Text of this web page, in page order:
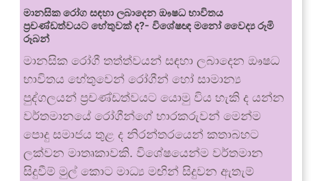
මානසික රෝග සඳහා ලබාදෙන ඖෂධ භාවිතය
ප්‍රචණ්ඩත්වයට හේතුවක් ද?- විශේෂඥ මනෝ වෛද්‍ය රූමි
රූබන්
මානසික රෝගී තත්ත්වයන් සඳහා ලබාදෙන ඖෂධ
භාවිතය හේතුවෙන් රෝගීන් හෝ සාමාන්‍ය
පුද්ගලයන් ප්‍රචණ්ඩත්වයට යොමු විය හැකි ද යන්න
වර්තමානයේ රෝගීන්ගේ භාරකරුවන් මෙන්ම
පොදු සමාජය තුළ ද නිරන්තරයෙන් කතාබහට
ලක්වන මාතෘකාවකි. විශේෂයෙන්ම වර්තමාන
සිදුවීම් මුල් කොට මාධ්‍ය මඟින් සිදුවන ඇතැම්